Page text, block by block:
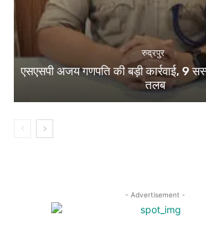
रुद्रपुर
एसएसपी अजय गणपति की बड़ी कार्रवाई, 9
तलब
- Advertisement -